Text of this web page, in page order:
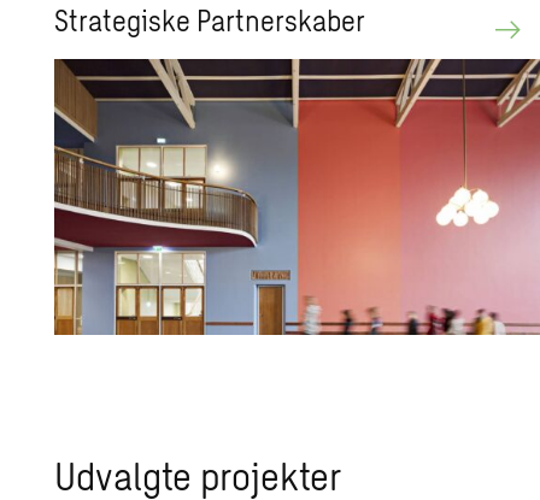
Stra­te­gi­ske Part­ner­ska­ber
Udvalgte projekter